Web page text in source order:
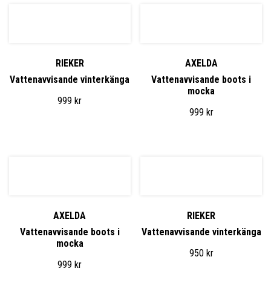
RIEKER
Vattenavvisande vinterkänga
999kr
AXELDA
Vattenavvisande boots i
mocka
999 kr
AXELDA
Vattenavvisande boots i
mocka
999kr
RIEKER
Vattenavvisande vinterkänga
950 kr